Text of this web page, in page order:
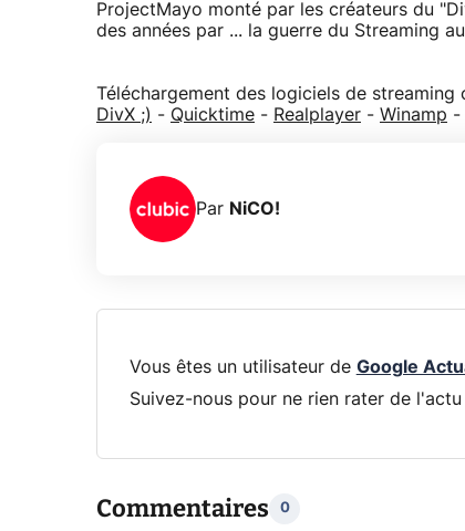
ProjectMayo monté par les créateurs du
des années par ... la guerre du Streaming
Téléchargement des logiciels de streaming
DivX ;) - Quicktime - Realplayer - Winamp -
Par NiCO!
Vous êtes un utilisateur de Google
Suivez-nous pour ne rien rater de l'actu
Commentaires 0